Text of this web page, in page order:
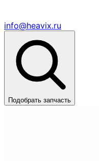
info@heavix.ru
Подобрать запчасть